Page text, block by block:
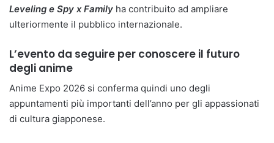
Leveling e Spy x Family ha contribuito ad ampliare
ulteriormente il pubblico internazionale.
L’evento da seguire per conoscere il futuro
degli anime
Anime Expo 2026 si conferma quindi uno degli
appuntamenti più importanti dell’anno per gli appassionati
di cultura giapponese.